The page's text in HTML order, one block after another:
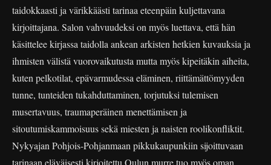
taidokkaasti ja värikkäästi tarinaa eteenpäin kuljettavana
kirjoittajana. Salon vahvuudeksi on myös luettava, että hän
käsittelee kirjassa taidolla ankean arkisten hetkien kuvauksia ja
ihmisten välistä vuorovaikutusta mutta myös kipeitäkin aiheita,
kuten pelkotilat, epävarmudessa eläminen, riittämättömyyden
tunne, tunteiden tukahduttaminen, torjutuksi tulemisen
musertavuus, traumaperäinen menettämisen ja
sitoutumiskammoisuus sekä miesten ja naisten roolikonfliktit.
Nykyajan Pohjois-Pohjanmaan pikkukaupunkiin sijoittuvaan
tarinaan eläväisesti kirjoitettu Oulun murre tuo myös oman